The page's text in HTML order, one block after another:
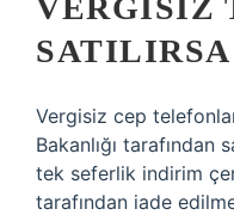
VERGISIZ
Vergisiz cep
Bakanlığı tarafından
tek seferlik indirim
tarafından iade